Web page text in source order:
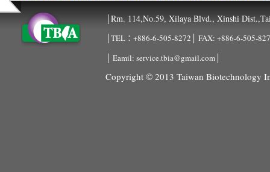
Rm. 114,No.59, Xilaya Blvd., Xinshi
│TEL：+886-6-505-8272│ FAX: +886-6-505-
│ Eamil: service.tbia@gmail.com│
Copyright © 2013 Taiwan Biotechnology